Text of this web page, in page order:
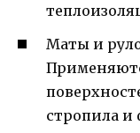
Маты и
стропила